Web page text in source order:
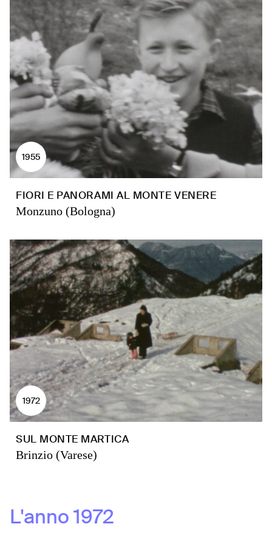
1955
FIORI E PANORAMI AL MONTE VENERE
Monzuno (Bologna)
1972
SUL MONTE MARTICA
Brinzio (Varese)
L'anno1972